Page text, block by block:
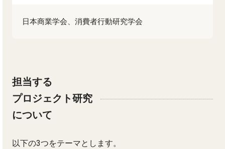
日本商業学会、消費者行動研究学会
担当する
プロジェクト研究
について
以下の3つをテーマとします。